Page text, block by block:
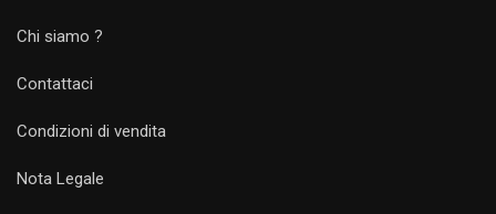
Chi siamo ?
Contattaci
Condizioni di vendita
Nota Legale